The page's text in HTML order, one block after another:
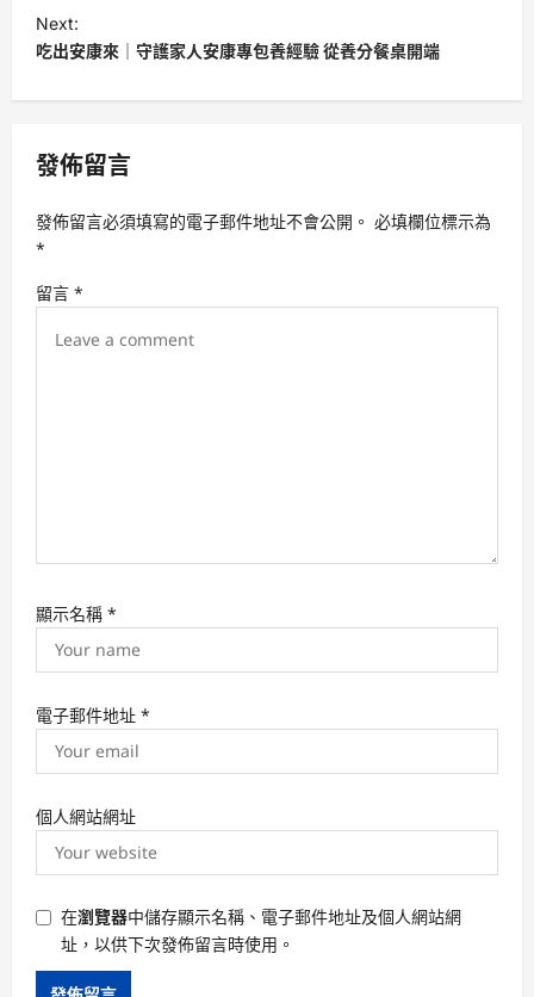
s
t
v
g
t
Next:
吃出安康來｜守護家人安康專包養經驗 從養分餐桌開端
發佈留言
發佈留言必須填寫的電子郵件地址不會公開。 必填欄位標示為
*
留言 *
顯示名稱 *
電子郵件地址 *
個人網站網址
在瀏覽器中儲存顯示名稱、電子郵件地址及個人網站網
址，以供下次發佈留言時使用。